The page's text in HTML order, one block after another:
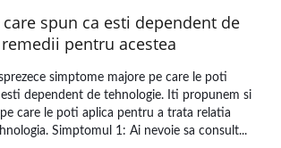
spun ca esti dependent de
pentru acestea
simptome majore pe care le poti
dependent de tehnologie. Iti propunem si
care le poti aplica pentru a trata relatia
Simptomul 1: Ai nevoie sa consult...